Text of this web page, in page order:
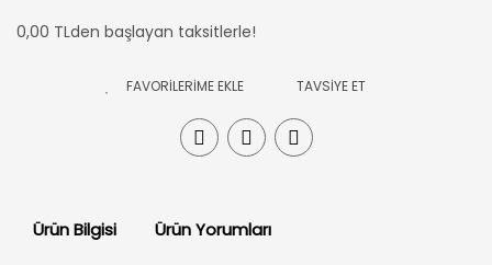
0,00 TLden başlayan taksitlerle!
TAVSİYE ET
Ürün Bilgisi Ürün Yorumları